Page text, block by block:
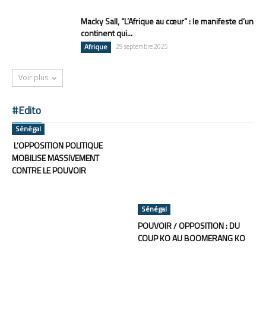
Macky Sall, “L’Afrique au cœur” : le manifeste d’un
continent qui...
Afrique 29 septembre 2025
Voir plus
#Edito
Sénégal
L’OPPOSITION POLITIQUE
MOBILISE MASSIVEMENT
CONTRE LE POUVOIR
Sénégal
POUVOIR / OPPOSITION : DU
COUP KO AU BOOMERANG KO